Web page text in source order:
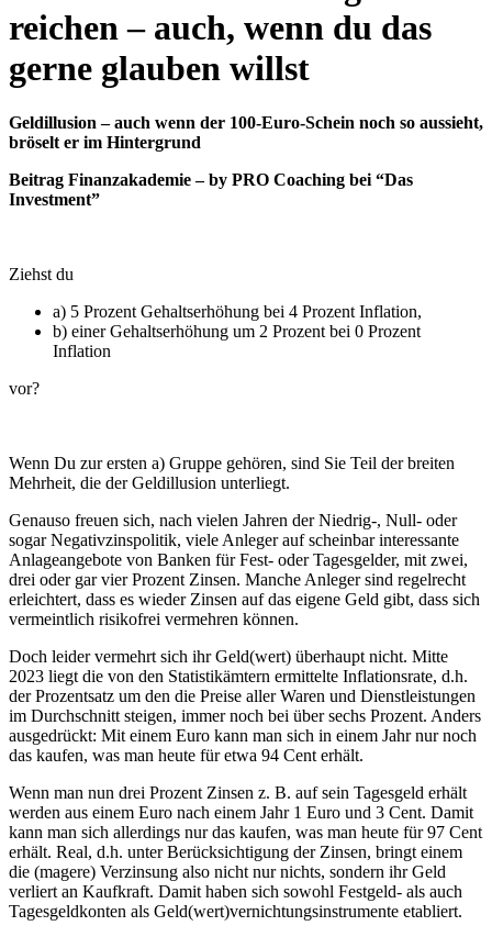
reichen – auch, wenn du das
gerne glauben willst
Geldillusion – auch wenn der 100-Euro-Schein noch so aussieht,
bröselt er im Hintergrund
Beitrag Finanzakademie – by PRO Coaching bei “Das
Investment”
Ziehst du
a) 5 Prozent Gehaltserhöhung bei 4 Prozent Inflation,
b) einer Gehaltserhöhung um 2 Prozent bei 0 Prozent
Inflation
vor?
Wenn Du zur ersten a) Gruppe gehören, sind Sie Teil der breiten
Mehrheit, die der Geldillusion unterliegt.
Genauso freuen sich, nach vielen Jahren der Niedrig-, Null- oder
sogar Negativzinspolitik, viele Anleger auf scheinbar interessante
Anlageangebote von Banken für Fest- oder Tagesgelder, mit zwei,
drei oder gar vier Prozent Zinsen. Manche Anleger sind regelrecht
erleichtert, dass es wieder Zinsen auf das eigene Geld gibt, dass sich
vermeintlich risikofrei vermehren können.
Doch leider vermehrt sich ihr Geld(wert) überhaupt nicht. Mitte
2023 liegt die von den Statistikämtern ermittelte Inflationsrate, d.h.
der Prozentsatz um den die Preise aller Waren und Dienstleistungen
im Durchschnitt steigen, immer noch bei über sechs Prozent. Anders
ausgedrückt: Mit einem Euro kann man sich in einem Jahr nur noch
das kaufen, was man heute für etwa 94 Cent erhält.
Wenn man nun drei Prozent Zinsen z. B. auf sein Tagesgeld erhält
werden aus einem Euro nach einem Jahr 1 Euro und 3 Cent. Damit
kann man sich allerdings nur das kaufen, was man heute für 97 Cent
erhält. Real, d.h. unter Berücksichtigung der Zinsen, bringt einem
die (magere) Verzinsung also nicht nur nichts, sondern ihr Geld
verliert an Kaufkraft. Damit haben sich sowohl Festgeld- als auch
Tagesgeldkonten als Geld(wert)vernichtungsinstrumente etabliert.